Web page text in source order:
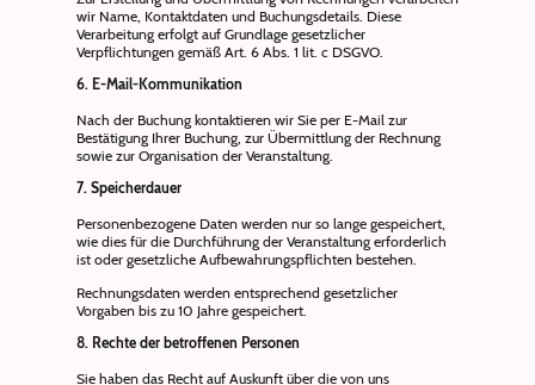
wir Name, Kontaktdaten und Buchungsdetails. Diese
Verarbeitung erfolgt auf Grundlage gesetzlicher
Verpflichtungen gemäß Art. 6 Abs. 1 lit. c DSGVO.
6. E-Mail-Kommunikation
Nach der Buchung kontaktieren wir Sie per E-Mail zur
Bestätigung Ihrer Buchung, zur Übermittlung der Rechnung
sowie zur Organisation der Veranstaltung.
7. Speicherdauer
Personenbezogene Daten werden nur so lange gespeichert,
wie dies für die Durchführung der Veranstaltung erforderlich
ist oder gesetzliche Aufbewahrungspflichten bestehen.
Rechnungsdaten werden entsprechend gesetzlicher
Vorgaben bis zu 10 Jahre gespeichert.
8. Rechte der betroffenen Personen
Sie haben das Recht auf Auskunft über die von uns